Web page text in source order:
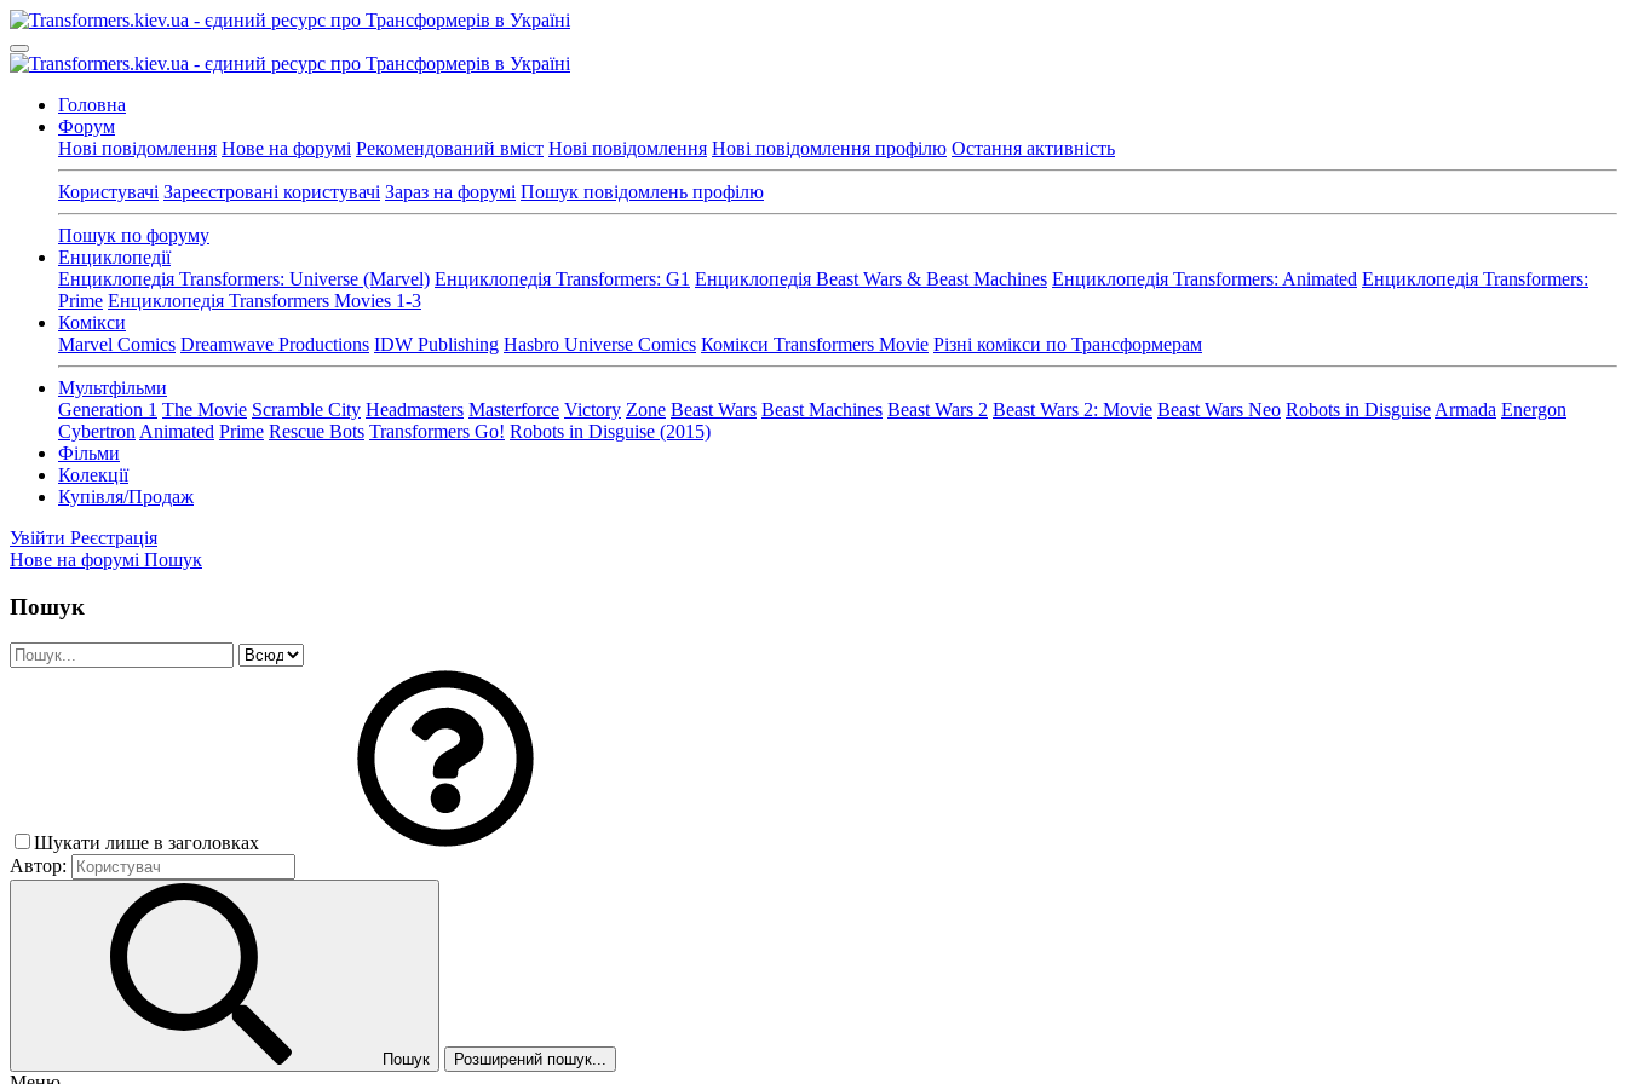
Головна
Форум
Нові повідомлення Нове на форумі Рекомендований вміст Нові повідомлення Нові повідомлення профілю Остання активність
Користувачі Зареєстровані користувачі Зараз на форумі Пошук повідомлень профілю
Пошук по форуму
Енциклопедії
Енциклопедія Transformers: Universe (Marvel) Енциклопедія Transformers: G1 Енциклопедія Beast Wars & Beast Machines Енциклопедія Transformers: Animated Енциклопедія Transformers:
Prime Енциклопедія Transformers Movies 1-3
Комікси
Marvel Comics Dreamwave Productions IDW Publishing Hasbro Universe Comics Комікси Transformers Movie Різні комікси по Трансформерам
Мультфільми
Generation 1 The Movie Scramble City Headmasters Masterforce Victory Zone Beast Wars Beast Machines Beast Wars 2 Beast Wars 2: Movie Beast Wars Neo Robots in Disguise Armada Energon
Cybertron Animated Prime Rescue Bots Transformers Go! Robots in Disguise (2015)
Фільми
Колекції
Купівля/Продаж
Увійти Реєстрація
Нове на форумі Пошук
Пошук
Шукати лише в заголовках
Автор:
Пошук Розширений пошук...